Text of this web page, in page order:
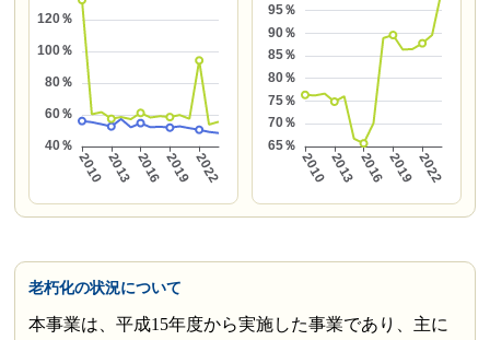
老朽化の状況について
本事業は、平成15年度から実施した事業であり、主に